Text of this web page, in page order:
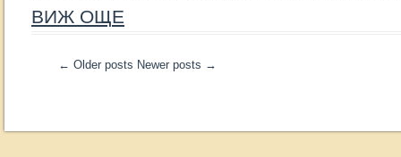
ВИЖ ОЩЕ
← Older posts Newer posts →